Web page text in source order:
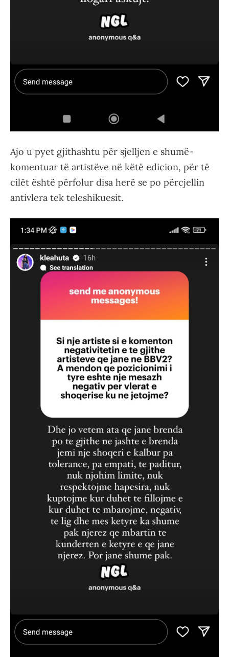
Ajo u pyet gjithashtu për sjelljen e shumë-
komentuar të artistëve në këtë edicion, për të
cilët është përfolur disa herë se po përcjellin
antivlera tek teleshikuesit.